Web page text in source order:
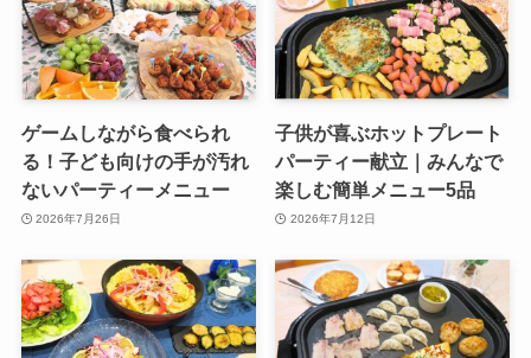
ゲームしながら食べられ
る！子ども向けの手が汚れ
ないパーティーメニュー
2026年7月26日
子供が喜ぶホットプレート
パーティー献立｜みんなで
楽しむ簡単メニュー5品
2026年7月12日